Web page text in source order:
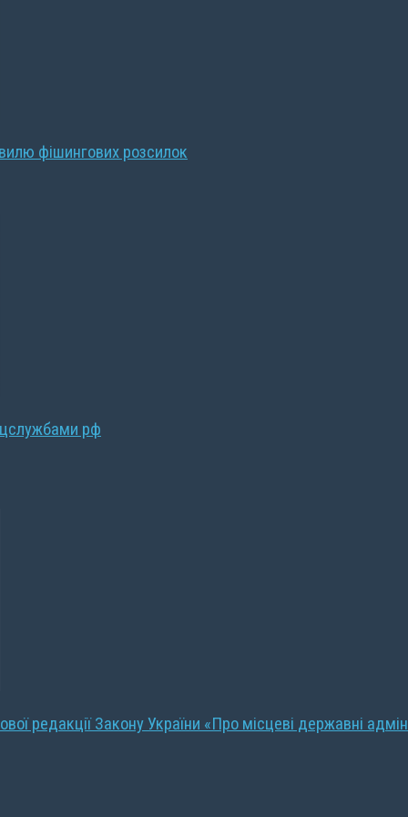
фішингових розсилок
рф
редакції Закону України «Про місцеві державні